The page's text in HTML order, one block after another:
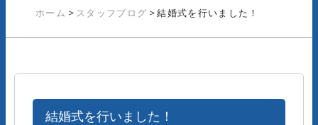
ホーム > スタッフブログ >結婚式を行いました！
結婚式を行いました！